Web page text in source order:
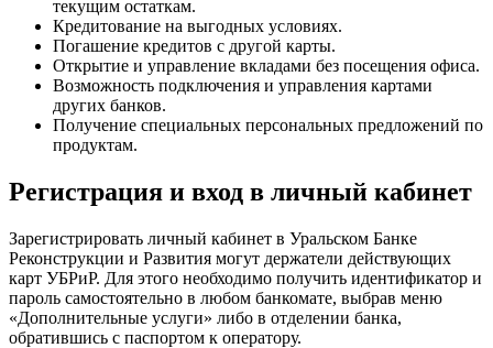
текущим остаткам.
Кредитование на выгодных условиях.
Погашение кредитов с другой карты.
Открытие и управление вкладами без посещения офиса.
Возможность подключения и управления картами
других банков.
Получение специальных персональных предложений по
продуктам.
Регистрация и вход в личный кабинет
Зарегистрировать личный кабинет в Уральском Банке
Реконструкции и Развития могут держатели действующих
карт УБРиР. Для этого необходимо получить идентификатор и
пароль самостоятельно в любом банкомате, выбрав меню
«Дополнительные услуги» либо в отделении банка,
обратившись с паспортом к оператору.